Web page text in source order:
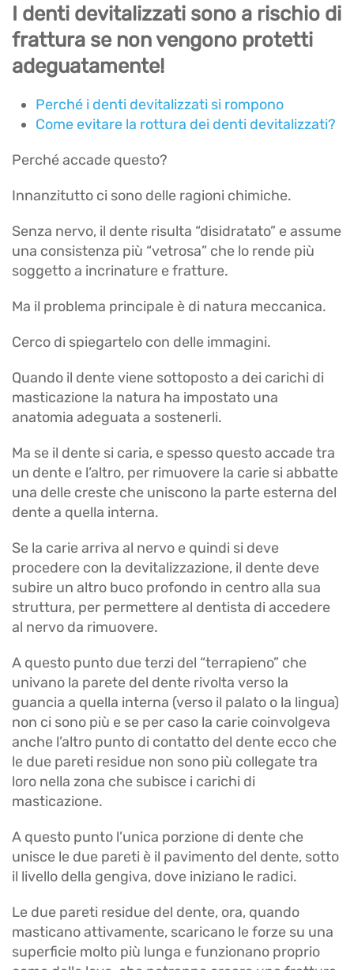
I denti devitalizzati sono a rischio di
frattura se non vengono protetti
adeguatamente!
Perché i denti devitalizzati si rompono
Come evitare la rottura dei denti devitalizzati?
Perché accade questo?
Innanzitutto ci sono delle ragioni chimiche.
Senza nervo, il dente risulta “disidratato” e assume
una consistenza più “vetrosa” che lo rende più
soggetto a incrinature e fratture.
Ma il problema principale è di natura meccanica.
Cerco di spiegartelo con delle immagini.
Quando il dente viene sottoposto a dei carichi di
masticazione la natura ha impostato una
anatomia adeguata a sostenerli.
Ma se il dente si caria, e spesso questo accade tra
un dente e l’altro, per rimuovere la carie si abbatte
una delle creste che uniscono la parte esterna del
dente a quella interna.
Se la carie arriva al nervo e quindi si deve
procedere con la devitalizzazione, il dente deve
subire un altro buco profondo in centro alla sua
struttura, per permettere al dentista di accedere
al nervo da rimuovere.
A questo punto due terzi del “terrapieno” che
univano la parete del dente rivolta verso la
guancia a quella interna (verso il palato o la lingua)
non ci sono più e se per caso la carie coinvolgeva
anche l’altro punto di contatto del dente ecco che
le due pareti residue non sono più collegate tra
loro nella zona che subisce i carichi di
masticazione.
A questo punto l’unica porzione di dente che
unisce le due pareti è il pavimento del dente, sotto
il livello della gengiva, dove iniziano le radici.
Le due pareti residue del dente, ora, quando
masticano attivamente, scaricano le forze su una
superficie molto più lunga e funzionano proprio